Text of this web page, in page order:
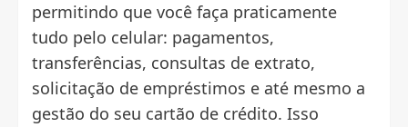
permitindo que você faça praticamente
tudo pelo celular: pagamentos,
transferências, consultas de extrato,
solicitação de empréstimos e até mesmo a
gestão do seu cartão de crédito. Isso